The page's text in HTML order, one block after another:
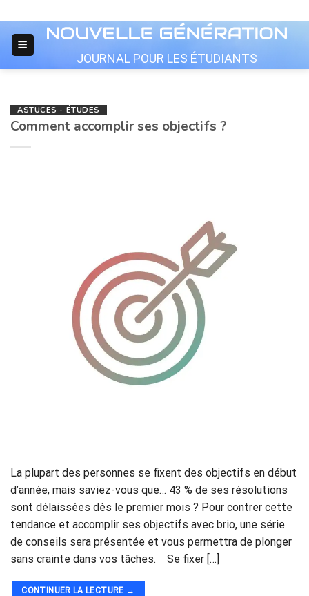
to
content
JOURNAL POUR LES ÉTUDIANTS
ASTUCES - ÉTUDES
Comment accomplir ses objectifs ?
La plupart des personnes se fixent des objectifs en début
d’année, mais saviez-vous que… 43 % de ses résolutions
sont délaissées dès le premier mois ? Pour contrer cette
tendance et accomplir ses objectifs avec brio, une série
de conseils sera présentée et vous permettra de plonger
sans crainte dans vos tâches. Se fixer […]
CONTINUER LA LECTURE →